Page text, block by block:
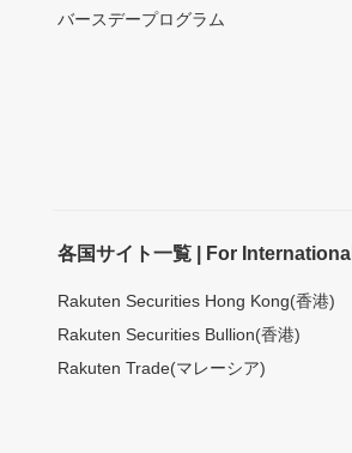
バースデープログラム
各国サイト一覧 | For International
Rakuten Securities Hong Kong(香港)
Rakuten Securities Bullion(香港)
Rakuten Trade(マレーシア)